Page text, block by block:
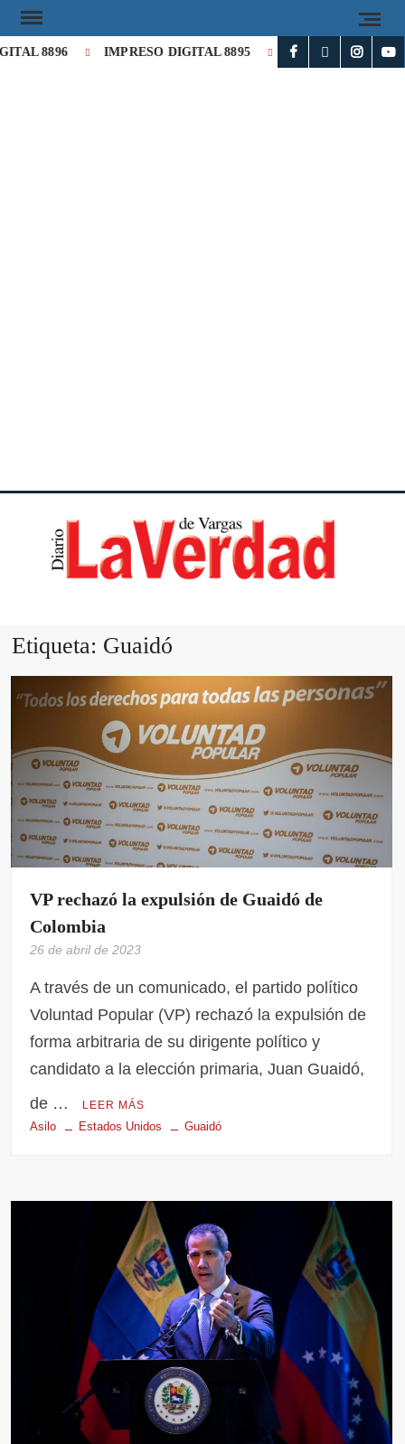
8896 IMPRESO DIGITAL 8895 IMPRESO DIGITAL
Etiqueta: Guaidó
VP rechazó la expulsión de Guaidó de
Colombia
26 de abril de 2023
A través de un comunicado, el partido político
Voluntad Popular (VP) rechazó la expulsión de
forma arbitraria de su dirigente político y
candidato a la elección primaria, Juan Guaidó,
de …
LEER MÁS
Asilo Estados Unidos Guaidó